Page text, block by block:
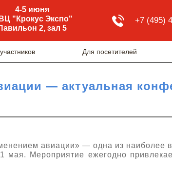
4-5 июня
"Крокус Экспо"
2, зал 5
+7 (495)
Для посетителей
— актуальная
авиации» — одна из наиболее
Мероприятие ежегодно